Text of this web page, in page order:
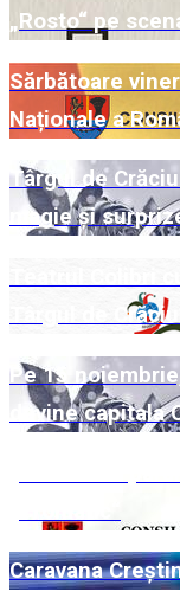
„Rosto“ pe
Sărbătoare
Naționale a
Târgul de
magie și
Teatrul Colibri
Târgul de Crăciun
Pe 15
devine capitala
Caravana